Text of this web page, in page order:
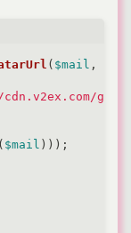
( $mail ,
$mail )));